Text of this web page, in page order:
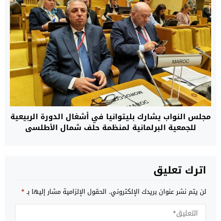
مجلس النواب يشارك بليتوانيا في أشغال الدورة الربيعية
للجمعية البرلمانية لمنظمة حلف شمال الأطلسي
اترك تعليق
لن يتم نشر عنوان بريدك الإلكتروني. الحقول الإلزامية مشار إليها بـ*